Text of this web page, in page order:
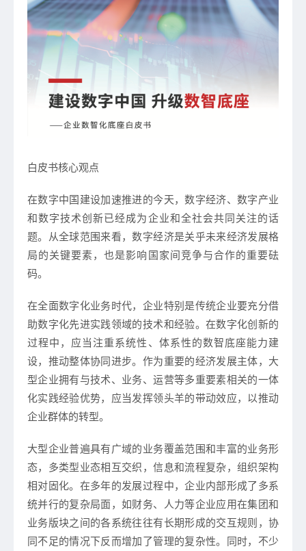
白皮书核心观点
在数字中国建设加速推进的今天，数字经济、数字产业
和数字技术创新已经成为企业和全社会共同关注的话
题。从全球范围来看，数字经济是关乎未来经济发展格
局的关键要素，也是影响国家间竞争与合作的重要砝
码。
在全面数字化业务时代，企业特别是传统企业要充分借
助数字化先进实践领域的技术和经验。在数字化创新的
过程中，应当注重系统性、体系性的数智底座能力建
设，推动整体协同进步。作为重要的经济发展主体，大
型企业拥有与技术、业务、运营等多重要素相关的一体
化实践经验优势，应当发挥领头羊的带动效应，以推动
企业群体的转型。
大型企业普遍具有广域的业务覆盖范围和丰富的业务形
态，多类型业态相互交织，信息和流程复杂，组织架构
相对固化。在多年的发展过程中，企业内部形成了多系
统并行的复杂局面，如财务、人力等企业应用在集团和
业务版块之间的各系统往往有长期形成的交互规则，协
同不足的情况下反而增加了管理的复杂性。同时，不少